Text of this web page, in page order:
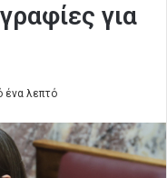
για
ένα λεπτό